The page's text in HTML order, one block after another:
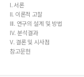
I. 서론
II. 이론적 고찰
III. 연구의 설계 및 방법
IV. 분석결과
V. 결론 및 시사점
참고문헌